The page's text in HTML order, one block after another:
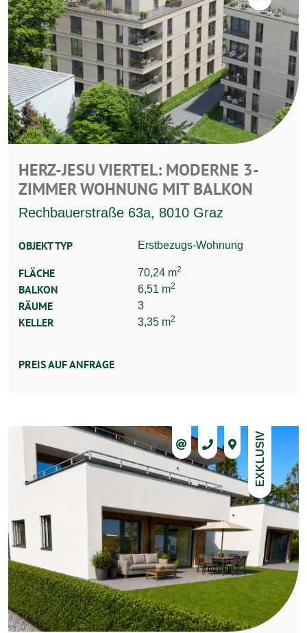
HERZ-JESU VIERTEL: MODERNE 3-
ZIMMER WOHNUNG MIT BALKON
Rechbauerstraße 63a, 8010 Graz
OBJEKT TYP Erstbezugs-Wohnung
FLÄCHE 70,24 m2
BALKON 6,51 m2
RÄUME 3
KELLER 3,35 m2
PREIS AUF ANFRAGE
EXKLUSIV